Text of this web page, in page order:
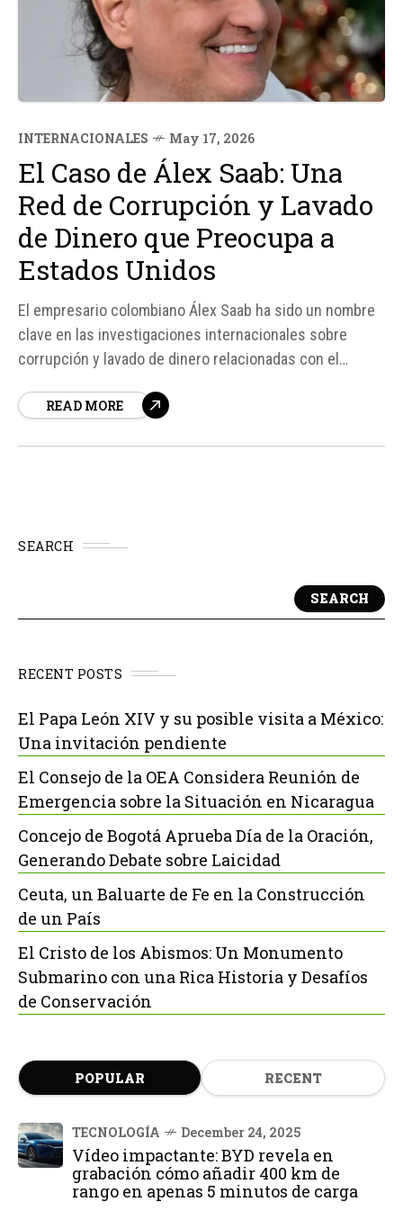
INTERNACIONALES May 17, 2026
El Caso de Álex Saab: Una
Red de Corrupción y Lavado
de Dinero que Preocupa a
Estados Unidos
El empresario colombiano Álex Saab ha sido un nombre
clave en las investigaciones internacionales sobre
corrupción y lavado de dinero relacionadas con el
fuentes, Saab fue considerado una pieza fundamental
READ MORE
SEARCH
SEARCH
RECENT POSTS
El Papa León XIV y su posible visita a México:
Una invitación pendiente
El Consejo de la OEA Considera Reunión de
Emergencia sobre la Situación en Nicaragua
Concejo de Bogotá Aprueba Día de la Oración,
Generando Debate sobre Laicidad
Ceuta, un Baluarte de Fe en la Construcción
de un País
El Cristo de los Abismos: Un Monumento
Submarino con una Rica Historia y Desafíos
de Conservación
POPULAR RECENT
TECNOLOGÍA December 24, 2025
Vídeo impactante: BYD revela en
grabación cómo añadir 400 km de
rango en apenas 5 minutos de carga